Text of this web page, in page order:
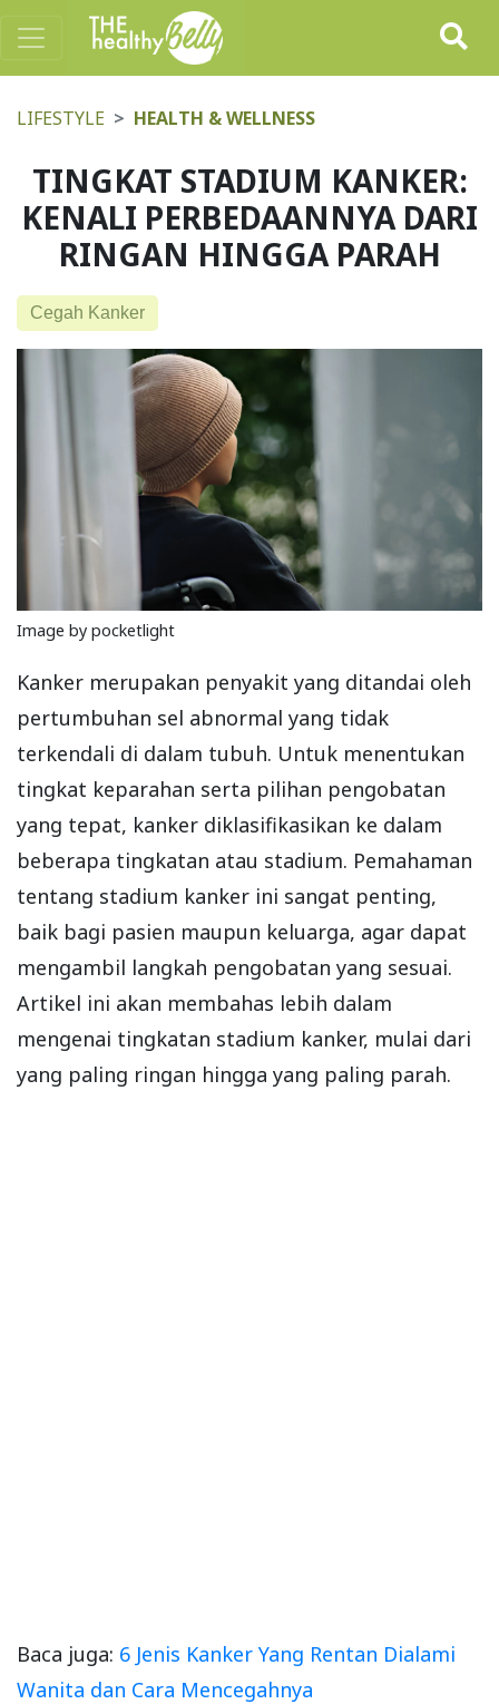
LIFESTYLE HEALTH & WELLNESS
TINGKAT STADIUM KANKER:
KENALI PERBEDAANNYA DARI
RINGAN HINGGA PARAH
Cegah Kanker
Image by pocketlight
Kanker merupakan penyakit yang ditandai oleh
pertumbuhan sel abnormal yang tidak
terkendali di dalam tubuh. Untuk menentukan
tingkat keparahan serta pilihan pengobatan
yang tepat, kanker diklasifikasikan ke dalam
beberapa tingkatan atau stadium. Pemahaman
tentang stadium kanker ini sangat penting,
baik bagi pasien maupun keluarga, agar dapat
mengambil langkah pengobatan yang sesuai.
Artikel ini akan membahas lebih dalam
mengenai tingkatan stadium kanker, mulai dari
yang paling ringan hingga yang paling parah.
Baca juga: 6 Jenis Kanker Yang Rentan Dialami
Wanita dan Cara Mencegahnya